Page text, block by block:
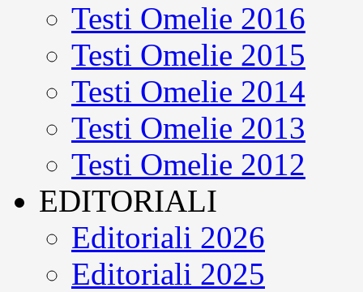
Testi Omelie 2016
Testi Omelie 2015
Testi Omelie 2014
Testi Omelie 2013
Testi Omelie 2012
EDITORIALI
Editoriali 2026
Editoriali 2025